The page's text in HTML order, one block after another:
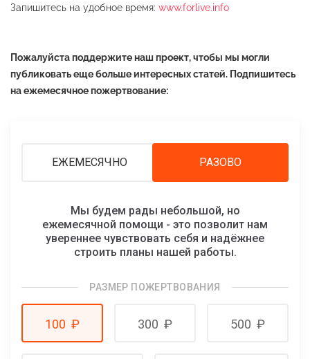
Запишитесь на удобное время: www.forlive.info
Пожалуйста поддержите наш проект, чтобы мы могли
публиковать еще больше интересных статей. Подпишитесь
на ежемесячное пожертвование:
ЕЖЕМЕСЯЧНО РАЗОВО
Мы будем рады небольшой, но
ежемесячной помощи - это позволит нам
увереннее чувствовать себя и надёжнее
строить планы нашей работы.
РАЗМЕР ПОЖЕРТВОВАНИЯ
100 ₽ 300 ₽ 500 ₽